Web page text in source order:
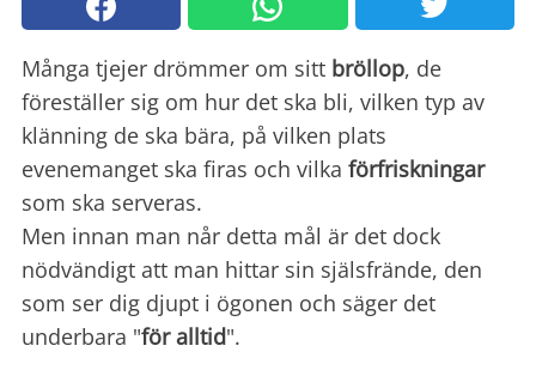
Många tjejer drömmer om sitt bröllop, de
föreställer sig om hur det ska bli, vilken typ av
klänning de ska bära, på vilken plats
evenemanget ska firas och vilka förfriskningar
som ska serveras.
Men innan man når detta mål är det dock
nödvändigt att man hittar sin själsfrände, den
som ser dig djupt i ögonen och säger det
underbara "för alltid".